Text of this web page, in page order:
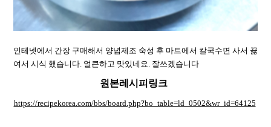
인테넷에서 간장 구매해서 양념제조 숙성 후 마트에서 칼국수면 사서 끓
여서 시식 했습니다. 얼큰하고 맛있네요. 잘쓰겠습니다
원본레시피링크
https://recipekorea.com/bbs/board.php?bo_table=ld_0502&wr_id=64125